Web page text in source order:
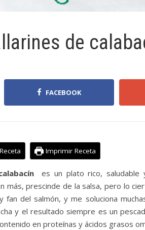
de
FACEBOOK
Imprimir Receta
es un plato rico, saludable
más, prescinde de la salsa, pero lo
del salmón, y me soluciona
y el resultado siempre es un
en proteínas y ácidos grasos